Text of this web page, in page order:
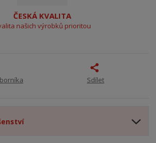
ČESKÁ KVALITA
našich výrobků prioritou
Sdílet